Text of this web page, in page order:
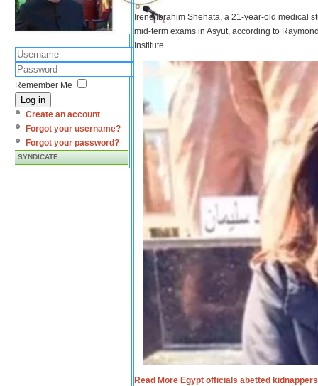
Remember Me
Log in
Create an account
Forgot your username?
Forgot your password?
SYNDICATE
Irene Ibrahim Shehata, a 21-year-old medical
mid-term exams in Asyut, according to
Institute.
Read More Egypt officials abetted